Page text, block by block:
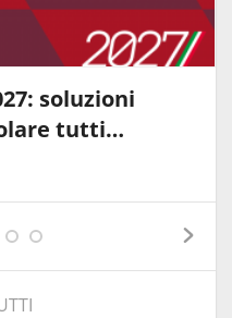
soluzioni
tutti…